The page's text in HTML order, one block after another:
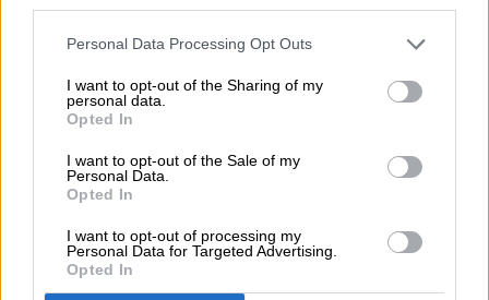
Personal Data Processing Opt Outs
I want to opt-out of the Sharing of my
personal data.
Opted In
I want to opt-out of the Sale of my
Personal Data.
Opted In
I want to opt-out of processing my
Personal Data for Targeted Advertising.
Opted In
basado en Epic), así como apps populares
de telemedicina, para que toda la familia
entienda las indicaciones, citas y recetas
en su idioma.La brecha lingüística en la
telesalud
Read more
TENDENCIAS
Asimov tenía razón sobre